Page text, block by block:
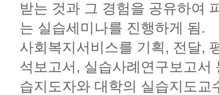
받는 것과 그 경험을 공유하여
는 실습세미나를 진행하게 됨.
사회복지서비스를 기획, 전달,
석보고서, 실습사례연구보고
습지도자와 대학의 실습지도